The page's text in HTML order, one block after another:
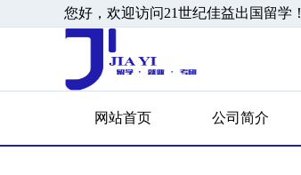
您好，欢迎访问21世纪佳益出国留学！
网站首页 公司简介